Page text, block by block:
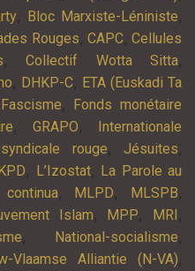
, Bloc Marxiste-Léniniste,
Rouges, CAPC,Cellules
, Collectif Wotta Sitta,
, DHKP-C, ETA (Euskadi Ta
Fascisme,
Fonds monétaire
, GRAPO,
Internationale
rouge, Jésuites,
KPD, L’Izostat, La Parole au
, MLPD, MLSPB,
Islam, MPP, MRI ,
, National-socialisme,
Vlaamse Alliantie (N-VA),